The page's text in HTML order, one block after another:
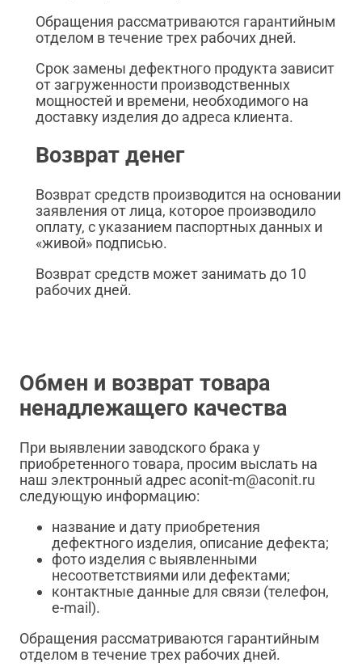
Обращения рассматриваются гарантийным
отделом в течение трех рабочих дней.
Срок замены дефектного продукта зависит
от загруженности производственных
мощностей и времени, необходимого на
доставку изделия до адреса клиента.
Возврат денег
Возврат средств производится на основании
заявления от лица, которое производило
оплату, с указанием паспортных данных и
«живой» подписью.
Возврат средств может занимать до 10
рабочих дней.
Обмен и возврат товара
ненадлежащего качества
При выявлении заводского брака у
приобретенного товара, просим выслать на
наш электронный адрес aconit-m@aconit.ru
следующую информацию:
название и дату приобретения
дефектного изделия, описание дефекта;
фото изделия с выявленными
несоответствиями или дефектами;
контактные данные для связи (телефон,
e-mail).
Обращения рассматриваются гарантийным
отделом в течение трех рабочих дней.